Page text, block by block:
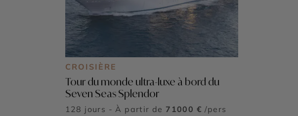
CROISIÈRE
Tour du monde ultra-luxe à bord du
Seven Seas Splendor
128 jours - À partir de 71000 € /pers